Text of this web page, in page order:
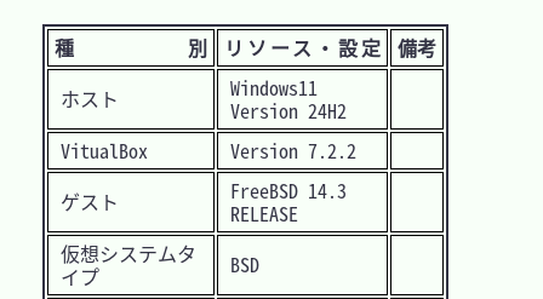
種 別 リソース・設定 備考
ホスト
Windows11
Version 24H2
VitualBox
Version 7.2.2
ゲスト
FreeBSD 14.3
RELEASE
仮想システムタ
イプ
BSD